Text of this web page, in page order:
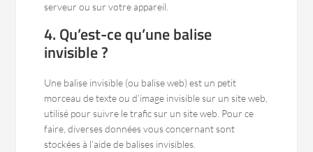
serveur ou sur votre appareil.
4. Qu’est-ce qu’une balise
invisible ?
Une balise invisible (ou balise web) est un petit
morceau de texte ou d’image invisible sur un site web,
utilisé pour suivre le trafic sur un site web. Pour ce
faire, diverses données vous concernant sont
stockées à l’aide de balises invisibles.